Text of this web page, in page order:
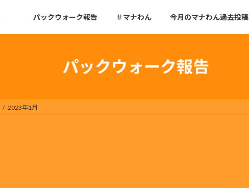
パックウォーク報告 ＃マナわん 今月のマナわん過去投稿
パックウォーク報告
2023年1月